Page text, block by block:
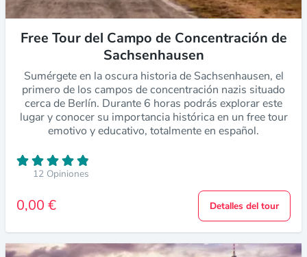
Free Tour del Campo de Concentración de
Sachsenhausen
Sumérgete en la oscura historia de Sachsenhausen, el
primero de los campos de concentración nazis situado
cerca de Berlín. Durante 6 horas podrás explorar este
lugar y conocer su importancia histórica en un free tour
emotivo y educativo, totalmente en español.
12 Opiniones
0,00 € Detalles del tour